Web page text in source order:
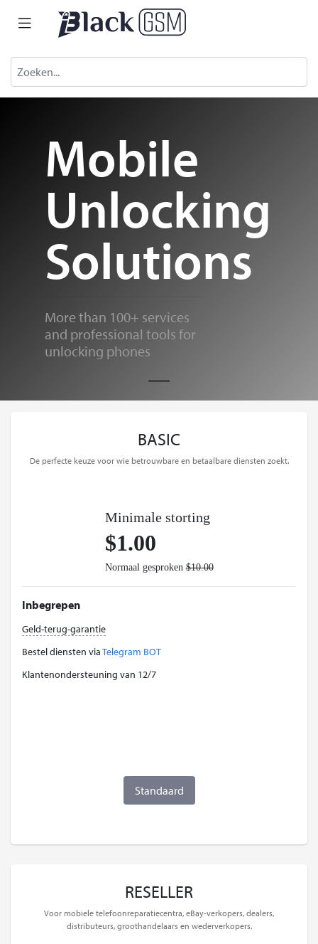
Mobile
Unlocking
Solutions
More than 100+ services
and professional tools for
unlocking phones
BASIC
De perfecte keuze voor wie betrouwbare en betaalbare diensten zoekt.
Minimale storting
$1.00
Normaal gesproken$10.00
Inbegrepen
Geld-terug-garantie
Bestel diensten viaTelegram BOT
Klantenondersteuning van 12/7
Standaard
RESELLER
Voor mobiele telefoonreparatiecentra, eBay-verkopers, dealers,
distributeurs, groothandelaars en wederverkopers.